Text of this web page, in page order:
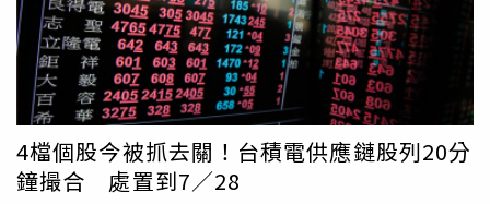
（8291）尚茂因近期股價持續重挫，再度遭列入處置股。
根據公告，該股最近6個營業日累積最後成交價跌幅達
38.23%，因此自7月16日至29日採25分鐘分盤撮合一次，
也是此次3檔個股中處置最嚴格者。尚茂今年以來股價波動
劇烈，已多次遭列為注意股及處置股，交易情況持續受到市
場關注。
4檔個股今被抓去關！台積電供應鏈股列20分
鐘撮合 處置到7／28